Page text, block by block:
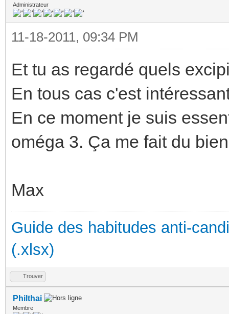
Administrateur
11-18-2011, 09:34 PM
Et tu as regardé quels
En tous cas c'est
En ce moment je suis
oméga 3. Ça me fait du
Max
Guide des habitudes anti-
(.xlsx)
Trouver
Philthai
Membre